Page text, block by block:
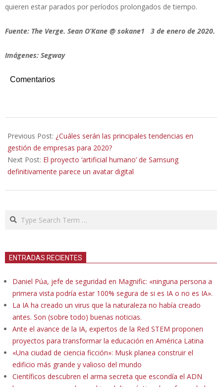
quieren estar parados por períodos prolongados de tiempo.
Fuente: The Verge. Sean O’Kane @ sokane1 3 de enero de 2020.
Imágenes: Segway
Comentarios
01-
05
Previous Post: ¿Cuáles serán las principales tendencias en
gestión de empresas para 2020?
Next Post: El proyecto ‘artificial humano’ de Samsung
definitivamente parece un avatar digital
Search
ENTRADAS RECIENTES
Daniel Púa, jefe de seguridad en Magnific: «ninguna persona a
primera vista podría estar 100% segura de si es IA o no es IA».
La IA ha creado un virus que la naturaleza no había creado
antes. Son (sobre todo) buenas noticias.
Ante el avance de la IA, expertos de la Red STEM proponen
proyectos para transformar la educación en América Latina
«Una ciudad de ciencia ficción»: Musk planea construir el
edificio más grande y valioso del mundo
Científicos descubren el arma secreta que escondía el ADN